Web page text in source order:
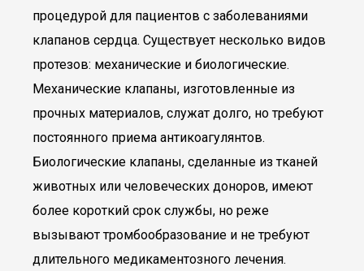
процедурой для пациентов с заболеваниями
клапанов сердца. Существует несколько видов
протезов: механические и биологические.
Механические клапаны, изготовленные из
прочных материалов, служат долго, но требуют
постоянного приема антикоагулянтов.
Биологические клапаны, сделанные из тканей
животных или человеческих доноров, имеют
более короткий срок службы, но реже
вызывают тромбообразование и не требуют
длительного медикаментозного лечения.